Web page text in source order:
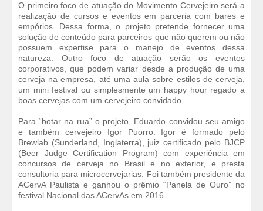
O primeiro foco de atuação do Movimento Cervejeiro será a
realização de cursos e eventos em parceria com bares e
empórios. Dessa forma, o projeto pretende fornecer uma
solução de conteúdo para parceiros que não querem ou não
possuem expertise para o manejo de eventos dessa
natureza. Outro foco de atuação serão os eventos
corporativos, que podem variar desde a produção de uma
cerveja na empresa, até uma aula sobre estilos de cerveja,
um mini festival ou simplesmente um happy hour regado a
boas cervejas com um cervejeiro convidado.
Para “botar na rua” o projeto, Eduardo convidou seu amigo
e também cervejeiro Igor Puorro. Igor é formado pelo
Brewlab (Sunderland, Inglaterra), juiz certificado pelo BJCP
(Beer Judge Certification Program) com experiência em
concursos de cerveja no Brasil e no exterior, e presta
consultoria para microcervejarias. Foi também presidente da
ACervA Paulista e ganhou o prêmio “Panela de Ouro” no
festival Nacional das ACervAs em 2016.